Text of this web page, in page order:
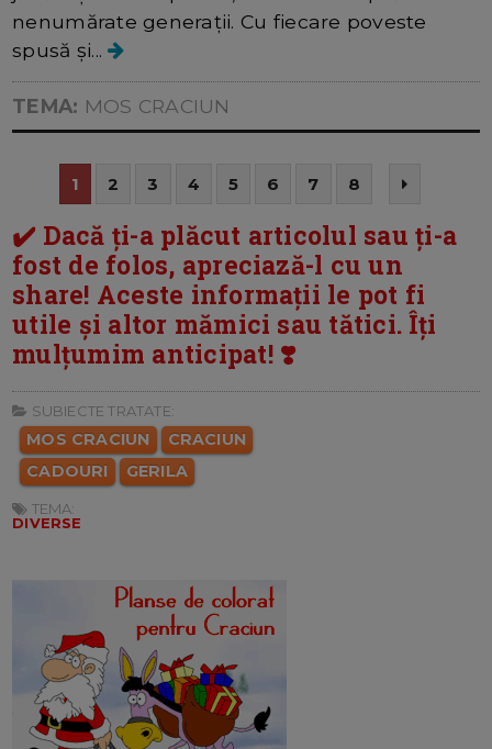
nenumărate generații. Cu fiecare poveste
spusă și...
TEMA: MOS CRACIUN
1 2 3 4 5 6 7 8
✔️ Dacă ți-a plăcut articolul sau ți-a
fost de folos, apreciază-l cu un
share! Aceste informații le pot fi
utile și altor mămici sau tătici. Îți
mulțumim anticipat! ❣️
SUBIECTE TRATATE:
MOS CRACIUN
CRACIUN
CADOURI
GERILA
TEMA:
DIVERSE